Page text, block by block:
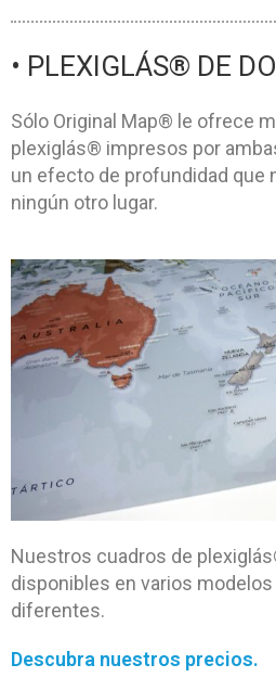
• PLEXIGLÁS® DE
Sólo Original Map® le ofrece
plexiglás® impresos por
un efecto de profundidad que
ningún otro lugar.
Nuestros cuadros de
disponibles en varios
diferentes.
Descubra nuestros precios.